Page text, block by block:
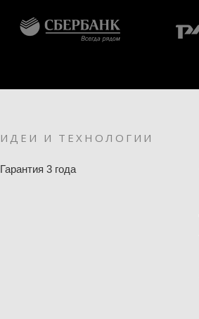
ИДЕИ И ТЕХНОЛОГИИ
Гарантия 3 года